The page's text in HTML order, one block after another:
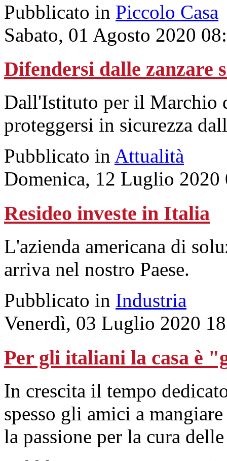
Pubblicato in Piccolo Casa
Sabato, 01 Agosto 2020
Difendersi dalle zanzare
Dall'Istituto per il Marchio
proteggersi in sicurezza
Pubblicato in Attualità
Domenica, 12 Luglio 2020
Resideo investe in Italia
L'azienda americana di
arriva nel nostro Paese.
Pubblicato in Industria
Venerdì, 03 Luglio 2020
Per gli italiani la casa è
In crescita il tempo
spesso gli amici a
la passione per la cura